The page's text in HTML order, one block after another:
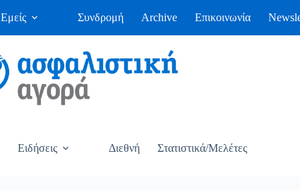
Εμείς Συνδρομή Archive Επικοινωνία
Ειδήσεις Διεθνή Στατιστικά/Μελέτες